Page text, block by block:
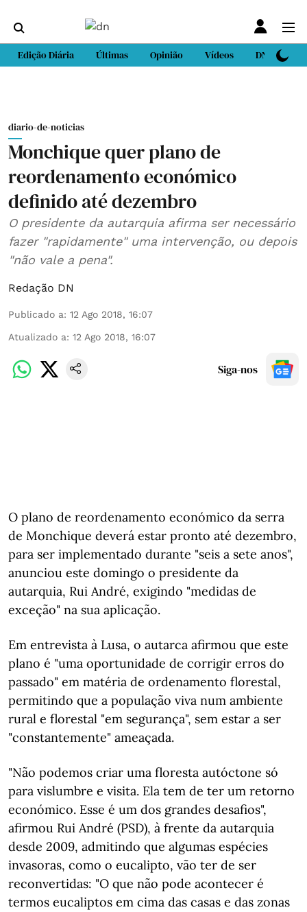
Edição Diária Últimas Opinião Vídeos DN Sport
diario-de-noticias
Monchique quer plano de
reordenamento económico
definido até dezembro
O presidente da autarquia afirma ser necessário
fazer "rapidamente" uma intervenção, ou depois
"não vale a pena".
Redação DN
Publicado a: 12 Ago 2018, 16:07
Atualizado a: 12 Ago 2018, 16:07
Siga-nos
O plano de reordenamento económico da serra
de Monchique deverá estar pronto até dezembro,
para ser implementado durante "seis a sete anos",
anunciou este domingo o presidente da
autarquia, Rui André, exigindo "medidas de
exceção" na sua aplicação.
Em entrevista à Lusa, o autarca afirmou que este
plano é "uma oportunidade de corrigir erros do
passado" em matéria de ordenamento florestal,
permitindo que a população viva num ambiente
rural e florestal "em segurança", sem estar a ser
"constantemente" ameaçada.
"Não podemos criar uma floresta autóctone só
para vislumbre e visita. Ela tem de ter um retorno
económico. Esse é um dos grandes desafios",
afirmou Rui André (PSD), à frente da autarquia
desde 2009, admitindo que algumas espécies
invasoras, como o eucalipto, vão ter de ser
reconvertidas: "O que não pode acontecer é
termos eucaliptos em cima das casas e das zonas